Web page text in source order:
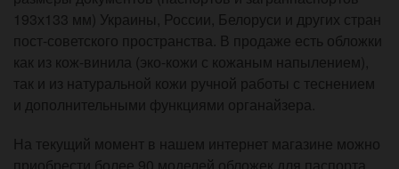
193х133 мм) Украины, России, Белоруси и других стран
пост-советского пространства. В продаже есть обложки
как из кож-винила (эко-кожи с кожаным напылением),
так и из натуральной кожи ручной работы с теснением
и дополнительными функциями органайзера.
На текущий момент в нашем интернет магазине можно